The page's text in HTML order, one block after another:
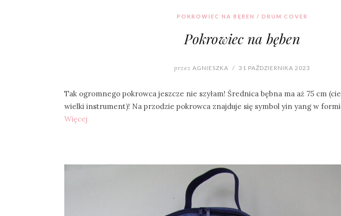
POKROWIEC NA BĘBEN / DRUM COVER
Pokrowiec na bęben
przez AGNIESZKA / 31 PAŹDZIERNIKA 2023
Tak ogromnego pokrowca jeszcze nie szyłam! Średnica bębna ma aż 75 cm
wielki instrument)! Na przodzie pokrowca znajduje się symbol yin yang w
Więcej